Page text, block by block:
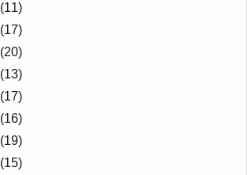
(11)
(17)
(20)
(13)
(17)
(16)
(19)
(15)